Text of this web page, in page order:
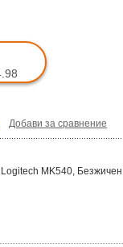
Добави за сравнение
MK540,